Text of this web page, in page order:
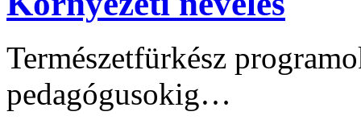
Természetfürkész
pedagógusokig…